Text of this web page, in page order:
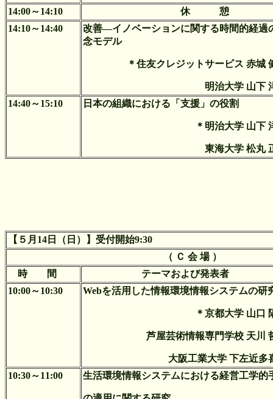
14:00～14:10
休 憩
14:10～14:40
改善―イノベーションに関する時間的経過
念モデル
＊住友クレジットサービス 赤城
明治大学 山下
14:40～15:10
日本の組織における「支援」の役割
＊明治大学 山下
東海大学 松丸
【５月14日（日）】受付開始9:30
（ Ｃ 会 場 ）
時 間
テーマおよび発表者
10:00～10:30
Webを活用した情報環境情報システムの研
＊京都大学 山口
芦屋芸術情報専門学校 天川
大阪工業大学 下左近多
10:30～11:00
生活環境情報システムにおける経営工学的